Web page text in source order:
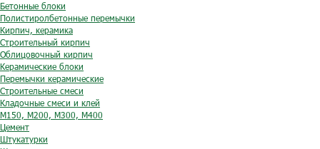
Бетонные блоки
Полистиролбетонные перемычки
Кирпич, керамика
Строительный кирпич
Облицовочный кирпич
Керамические блоки
Перемычки керамические
Строительные смеси
Кладочные смеси и клей
М150, М200, М300, М400
Цемент
Штукатурки